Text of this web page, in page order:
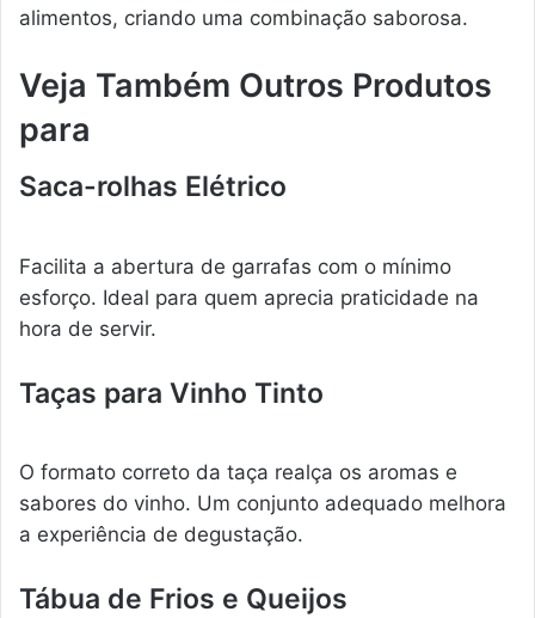
alimentos, criando uma combinação saborosa.
Veja Também Outros Produtos
para
Saca-rolhas Elétrico
Facilita a abertura de garrafas com o mínimo
esforço. Ideal para quem aprecia praticidade na
hora de servir.
Taças para Vinho Tinto
O formato correto da taça realça os aromas e
sabores do vinho. Um conjunto adequado melhora
a experiência de degustação.
Tábua de Frios e Queijos